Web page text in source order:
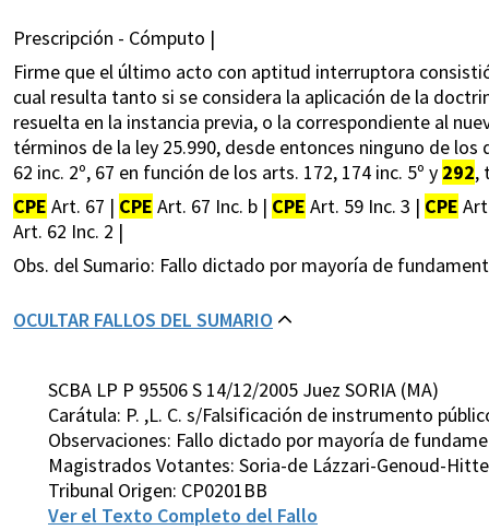
Prescripción - Cómputo |
Firme que el último acto con aptitud interruptora
cual resulta tanto si se considera la aplicación de la
resuelta en la instancia previa, o la correspondiente al
términos de la ley 25.990, desde entonces ninguno de
62 inc. 2º, 67 en función de los arts. 172, 174 inc. 5º y 292,
CPE Art. 67 | CPE Art. 67 Inc. b | CPE Art. 59 Inc. 3 | CPE
Art. 62 Inc. 2 |
Obs. del Sumario: Fallo dictado por mayoría de
OCULTAR FALLOS DEL SUMARIO
SCBA LP P 95506 S 14/12/2005 Juez SORIA (MA)
Carátula: P. ,L. C. s/Falsificación de instrumento
Observaciones: Fallo dictado por mayoría de
Magistrados Votantes: Soria-de Lázzari-Genoud-
Tribunal Origen: CP0201BB
Ver el Texto Completo del Fallo